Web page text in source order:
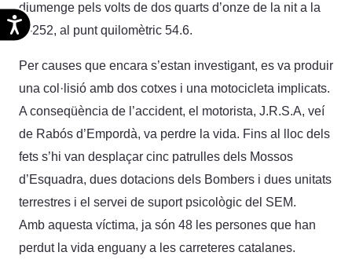
Accesibilidad
diumenge pels volts de dos quarts d’onze de la nit a la
C-252, al punt quilomètric 54.6.
Per causes que encara s’estan investigant, es va produir
una col·lisió amb dos cotxes i una motocicleta implicats.
A conseqüència de l’accident, el motorista, J.R.S.A, veí
de Rabós d’Empordà, va perdre la vida. Fins al lloc dels
fets s’hi van desplaçar cinc patrulles dels Mossos
d’Esquadra, dues dotacions dels Bombers i dues unitats
terrestres i el servei de suport psicològic del SEM.
Amb aquesta víctima, ja són 48 les persones que han
perdut la vida enguany a les carreteres catalanes.